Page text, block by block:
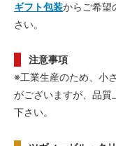
ギフト包装からご希望
さい。
注意事項
※工業生産のため、小
がございますが、品質
下さい。